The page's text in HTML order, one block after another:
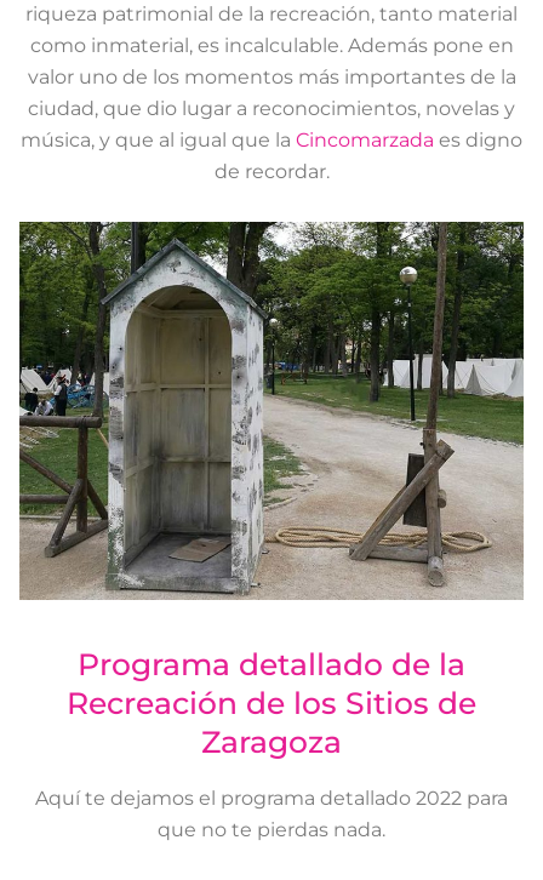
riqueza patrimonial de la recreación, tanto material
como inmaterial, es incalculable. Además pone en
valor uno de los momentos más importantes de la
ciudad, que dio lugar a reconocimientos, novelas y
música, y que al igual que la Cincomarzada es digno
de recordar.
Programa detallado de la
Recreación de los Sitios de
Zaragoza
Aquí te dejamos el programa detallado 2022 para
que no te pierdas nada.